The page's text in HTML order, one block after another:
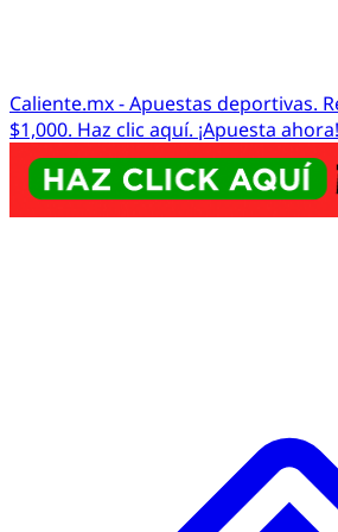
Caliente.mx - Apuestas deportivas.
$1,000. Haz clic aquí. ¡Apuesta ahora!